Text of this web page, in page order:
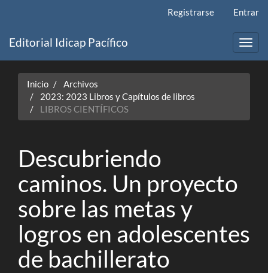
principal
Registrarse Entrar
Editorial Idicap Pacífico
Inicio
Archivos
2023: 2023 Libros y Capítulos de libros
LIBROS CIENTÍFICOS
Descubriendo
caminos. Un proyecto
sobre las metas y
logros en adolescentes
de bachillerato